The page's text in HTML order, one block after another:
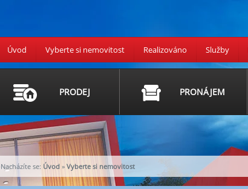
Úvod Vyberte si nemovitost Realizováno Služby
PRODEJ PRONÁJEM
Nacházíte se: Úvod » Vyberte si nemovitost